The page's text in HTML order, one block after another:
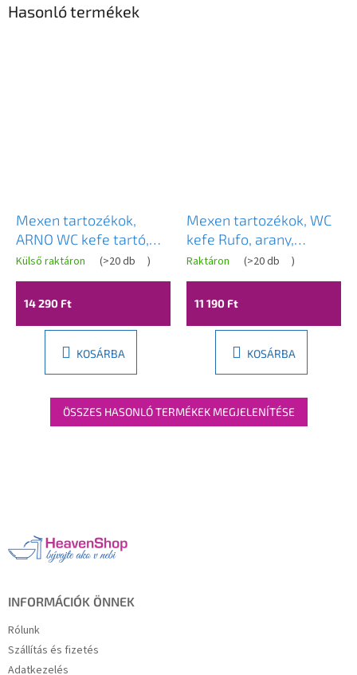
Hasonló termékek
Mexen tartozékok,
ARNO WC kefe tartó,
arany, 7020750-50
Külső raktáron (>20 db )
14 290 Ft
KOSÁRBA
Mexen tartozékok, WC
kefe Rufo, arany,
7050950-50
Raktáron (>20 db )
11 190 Ft
KOSÁRBA
ÖSSZES HASONLÓ TERMÉKEK MEGJELENÍTÉSE
INFORMÁCIÓK ÖNNEK
Rólunk
Szállítás és fizetés
Adatkezelés